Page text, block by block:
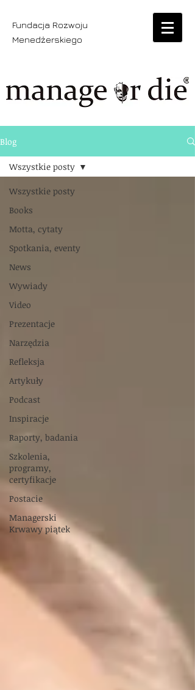
Fundacja Rozwoju
Menedżerskiego
Blog
Wszystkie posty
Books
Motta, cytaty
Spotkania, eventy
News
Wywiady
Video
Prezentacje
Narzędzia
Refleksja
Artykuły
Podcast
Inspiracje
Raporty, badania
Szkolenia,
programy,
certyfikacje
Postacie
Managerski
Krwawy piątek
Wszystkie posty